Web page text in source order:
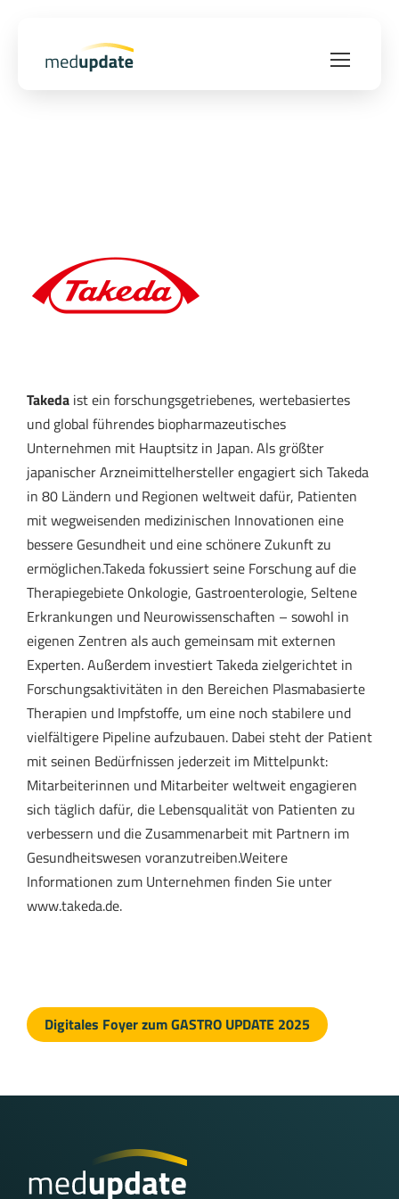
Takeda ist ein forschungsgetriebenes, wertebasiertes
und global führendes biopharmazeutisches
Unternehmen mit Hauptsitz in Japan. Als größter
japanischer Arzneimittelhersteller engagiert sich Takeda
in 80 Ländern und Regionen weltweit dafür, Patienten
mit wegweisenden medizinischen Innovationen eine
bessere Gesundheit und eine schönere Zukunft zu
ermöglichen.Takeda fokussiert seine Forschung auf die
Therapiegebiete Onkologie, Gastroenterologie, Seltene
Erkrankungen und Neurowissenschaften – sowohl in
eigenen Zentren als auch gemeinsam mit externen
Experten. Außerdem investiert Takeda zielgerichtet in
Forschungsaktivitäten in den Bereichen Plasmabasierte
Therapien und Impfstoffe, um eine noch stabilere und
vielfältigere Pipeline aufzubauen. Dabei steht der Patient
mit seinen Bedürfnissen jederzeit im Mittelpunkt:
Mitarbeiterinnen und Mitarbeiter weltweit engagieren
sich täglich dafür, die Lebensqualität von Patienten zu
verbessern und die Zusammenarbeit mit Partnern im
Gesundheitswesen voranzutreiben.Weitere
Informationen zum Unternehmen finden Sie unter
www.takeda.de.
Digitales Foyer zum GASTRO UPDATE 2025